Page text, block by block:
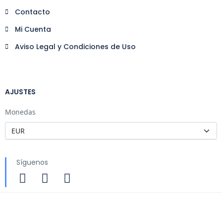
Contacto
Mi Cuenta
Aviso Legal y Condiciones de Uso
AJUSTES
Monedas
Síguenos